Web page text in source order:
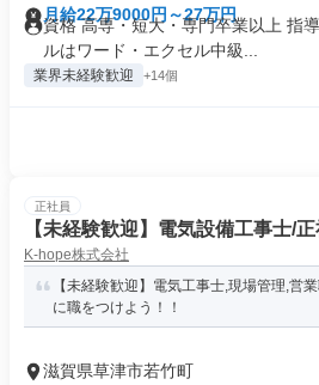
月給22万9000円～27万円
資格 高専・短大・専門卒業以上 指
ルはワード・エクセル中級...
業界未経験歓迎 +14個
正社員
【未経験歓迎】電気設備工事士/
K-hope株式会社
【未経験歓迎】電気工事士,現場管理,営
に職をつけよう！！
滋賀県草津市若竹町